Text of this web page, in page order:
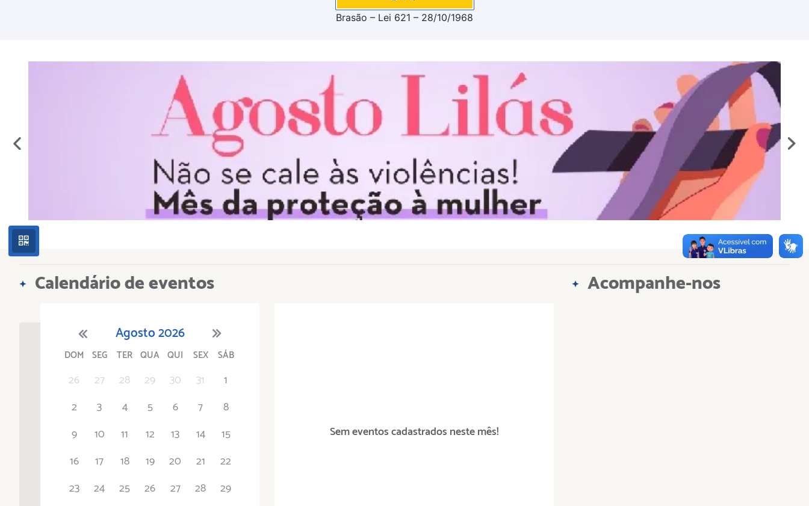
Brasão – Lei 621 – 28/10/1968
Calendário de eventos
Agosto2026
1 2 3 4 5 6 7 8 10 11 12
'21'22'23 '24'25'26'27'28 '29'30'31
DOM SEG TER QUA QUI SEX SÁB
26 27 28 29 30 31
1
2
3 4 5 6 7
8
9
10 11 12 13 14
15
16
17 18 19 20 21
22
23
24 25 26 27 28
29
Sem eventos cadastrados neste mês!
Acompanhe-nos